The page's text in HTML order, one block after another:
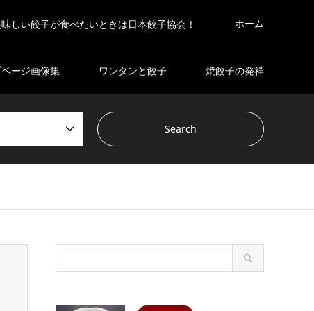
しい餃子が食べたいときは日本餃子協会！ ホーム
ページ画像集 ワンタンと餃子 焼餃子の発祥